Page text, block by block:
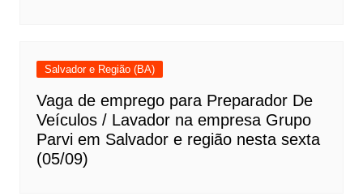
Salvador e Região (BA)
Vaga de emprego para Preparador De
Veículos / Lavador na empresa Grupo
Parvi em Salvador e região nesta sexta
(05/09)